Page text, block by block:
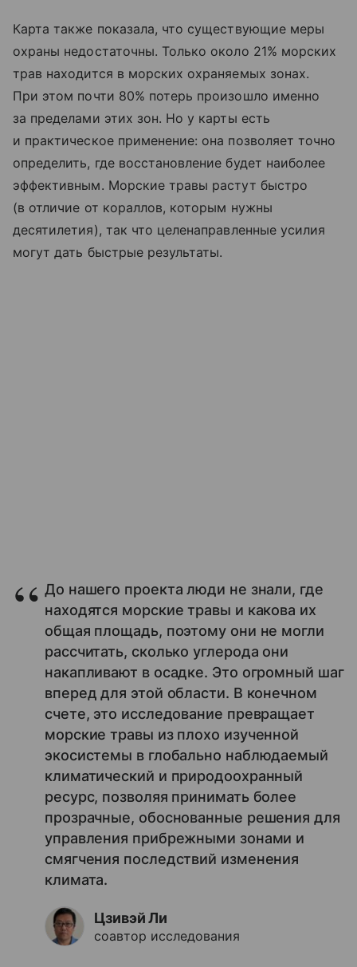
Карта также показала, что существующие меры
охраны недостаточны. Только около 21% морских
трав находится в морских охраняемых зонах.
При этом почти 80% потерь произошло именно
за пределами этих зон. Но у карты есть
и практическое применение: она позволяет точно
определить, где восстановление будет наиболее
эффективным. Морские травы растут быстро
(в отличие от кораллов, которым нужны
десятилетия), так что целенаправленные усилия
могут дать быстрые результаты.
До нашего проекта люди не знали, где
находятся морские травы и какова их
общая площадь, поэтому они не могли
рассчитать, сколько углерода они
накапливают в осадке. Это огромный шаг
вперед для этой области. В конечном
счете, это исследование превращает
морские травы из плохо изученной
экосистемы в глобально наблюдаемый
климатический и природоохранный
ресурс, позволяя принимать более
прозрачные, обоснованные решения для
управления прибрежными зонами и
смягчения последствий изменения
климата.
Цзивэй Ли
соавтор исследования